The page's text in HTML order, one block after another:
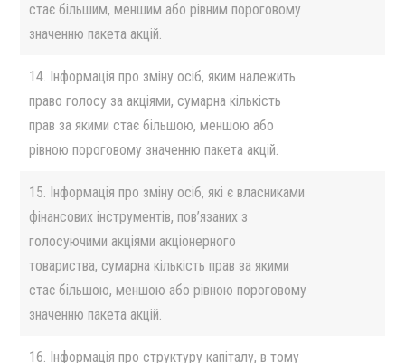
стає більшим, меншим або рівним пороговому
значенню пакета акцій.
14. Інформація про зміну осіб, яким належить
право голосу за акціями, сумарна кількість
прав за якими стає більшою, меншою або
рівною пороговому значенню пакета акцій.
15. Інформація про зміну осіб, які є власниками
фінансових інструментів, пов’язаних з
голосуючими акціями акціонерного
товариства, сумарна кількість прав за якими
стає більшою, меншою або рівною пороговому
значенню пакета акцій.
16. Інформація про структуру капіталу, в тому